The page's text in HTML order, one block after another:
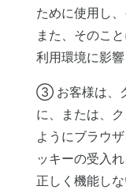
ために使用し
また、そのこ
利用環境に影
③ お客様は、
に、または、
ようにブラウ
ッキーの受入
正しく機能しな